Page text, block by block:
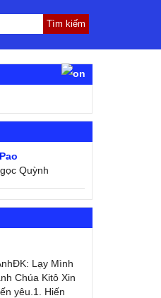
Quỳnh
Lạy Mình
Chúa Kitô Xin
yêu.1. Hiến